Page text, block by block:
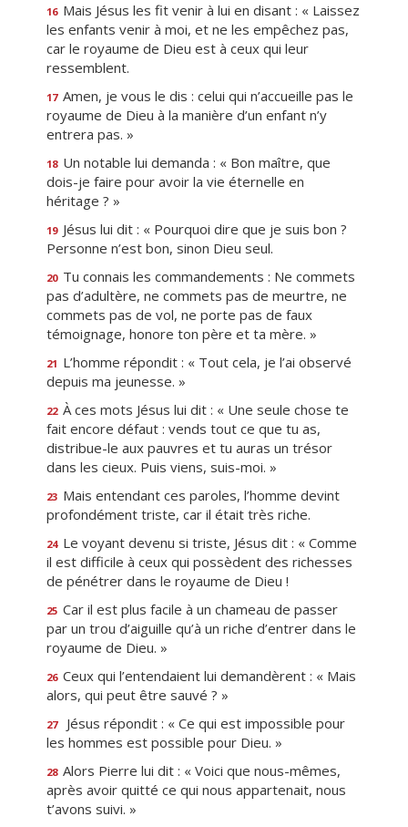
16 Mais Jésus les fit venir à lui en disant : « Laissez
les enfants venir à moi, et ne les empêchez pas,
car le royaume de Dieu est à ceux qui leur
ressemblent.
17 Amen, je vous le dis : celui qui n’accueille pas le
royaume de Dieu à la manière d’un enfant n’y
entrera pas. »
18 Un notable lui demanda : « Bon maître, que
dois-je faire pour avoir la vie éternelle en
héritage ? »
19 Jésus lui dit : « Pourquoi dire que je suis bon ?
Personne n’est bon, sinon Dieu seul.
20 Tu connais les commandements : Ne commets
pas d’adultère, ne commets pas de meurtre, ne
commets pas de vol, ne porte pas de faux
témoignage, honore ton père et ta mère. »
21 L’homme répondit : « Tout cela, je l’ai observé
depuis ma jeunesse. »
22 À ces mots Jésus lui dit : « Une seule chose te
fait encore défaut : vends tout ce que tu as,
distribue-le aux pauvres et tu auras un trésor
dans les cieux. Puis viens, suis-moi. »
23 Mais entendant ces paroles, l’homme devint
profondément triste, car il était très riche.
24 Le voyant devenu si triste, Jésus dit : « Comme
il est difficile à ceux qui possèdent des richesses
de pénétrer dans le royaume de Dieu !
25 Car il est plus facile à un chameau de passer
par un trou d’aiguille qu’à un riche d’entrer dans le
royaume de Dieu. »
26 Ceux qui l’entendaient lui demandèrent : « Mais
alors, qui peut être sauvé ? »
27
Jésus répondit : « Ce qui est impossible pour
les hommes est possible pour Dieu. »
28 Alors Pierre lui dit : « Voici que nous-mêmes,
après avoir quitté ce qui nous appartenait, nous
t’avons suivi. »